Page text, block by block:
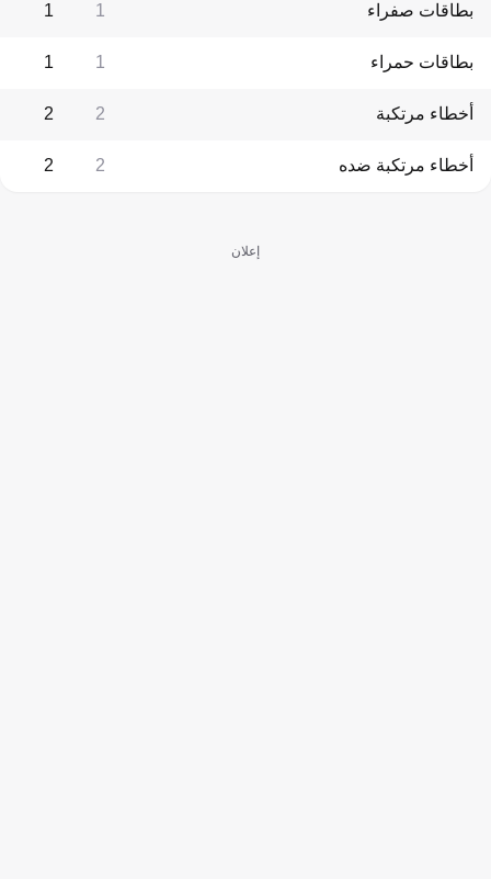
بطاقات صفراء 1
1
بطاقات حمراء 1
1
أخطاء مرتكبة 2
2
أخطاء مرتكبة ضده 2
2
إعلان